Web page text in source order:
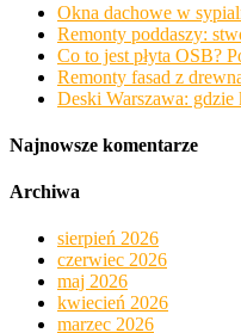
Okna dachowe w
Remonty poddaszy:
Co to jest płyta OSB?
Remonty fasad z
Deski Warszawa:
Najnowsze komentarze
Archiwa
sierpień 2026
czerwiec 2026
maj 2026
kwiecień 2026
marzec 2026